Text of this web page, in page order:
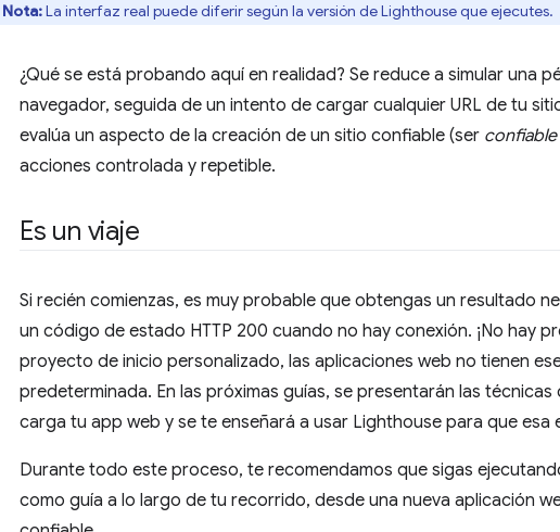
Nota:La interfaz real puede diferir según la versión de Lighthouse que ejecutes.
¿Qué se está probando aquí en realidad? Se reduce a simular una
navegador, seguida de un intento de cargar cualquier URL de tu
evalúa un aspecto de la creación de un sitio confiable (ser
acciones controlada y repetible.
Es un viaje
Si recién comienzas, es muy probable que obtengas un resultado
un código de estado HTTP 200 cuando no hay conexión. ¡No hay
proyecto de inicio personalizado, las aplicaciones web no tienen
predeterminada. En las próximas guías, se presentarán las
carga tu app web y se te enseñará a usar Lighthouse para que
Durante todo este proceso, te recomendamos que sigas
como guía a lo largo de tu recorrido, desde una nueva aplicación